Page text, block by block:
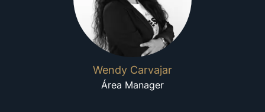
Wendy Carvajar
Área Manager